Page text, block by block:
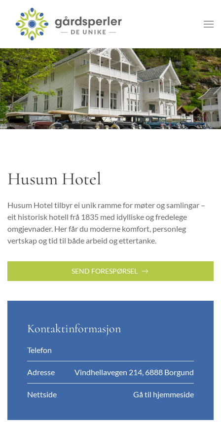
Skip to main content
Husum Hotel
Husum Hotel tilbyr ei unik ramme for møter og samlingar –
eit historisk hotell frå 1835 med idylliske og fredelege
omgjevnader. Her får du moderne komfort, personleg
vertskap og tid til både arbeid og ettertanke.
SEND FORESPØRSEL
Kontaktinformasjon
Telefon
Adresse Vindhellavegen 214, 6888 Borgund
Nettside Gå til hjemmeside